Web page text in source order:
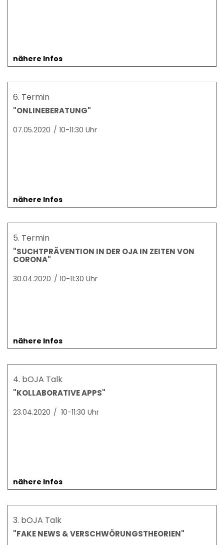
nähere Infos
6. Termin
"ONLINEBERATUNG"
07.05.2020 / 10-11:30 Uhr
nähere Infos
5. Termin
"SUCHTPRÄVENTION IN DER OJA IN ZEITEN VON
CORONA"
30.04.2020 / 10-11:30 Uhr
nähere Infos
4. bOJA Talk
"KOLLABORATIVE APPS"
23.04.2020 / 10-11:30 Uhr
nähere Infos
3. bOJA Talk
"FAKE NEWS & VERSCHWÖRUNGSTHEORIEN"